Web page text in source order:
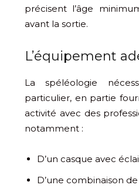
précisent l’âge
avant la sortie.
L’équipement
La spéléologie
particulier, en partie
activité avec des
notamment :
D’un casque avec
D’une combinaison